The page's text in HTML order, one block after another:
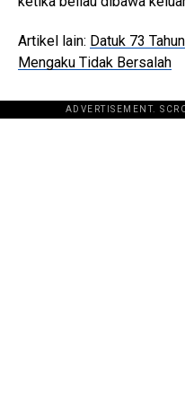
Artikel lain: Datuk 73
Mengaku Tidak Bersalah
ADVERTISEMENT.